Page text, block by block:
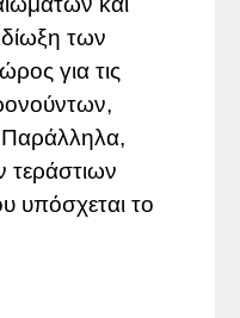
των
για τις
Παράλληλα,
τεράστιων
υπόσχεται το